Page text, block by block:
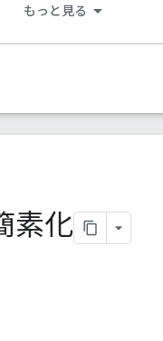
もっと見る
素化